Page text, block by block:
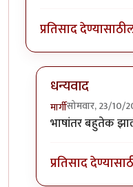
प्रतिसाद देण्यासाठी
धन्यवाद
मार्गीसोमवार, 23/10/
In reply toमस्त
भाषांतर बहुतेक
प्रतिसाद